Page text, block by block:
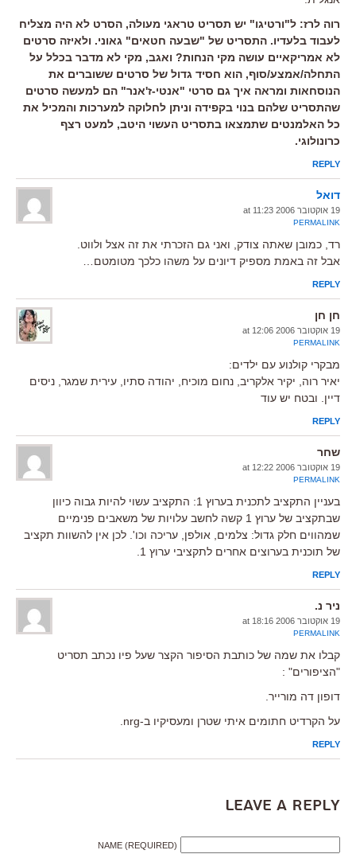
רוה לרז: ל"ורטיגו" יש תסריט טראגי מעולה, הסרט לא היה מצליח
לעבוד בלעדיו. התסריט של "שבעה חטאים" גאוני. ולאיזה סרטים
לא אמריקאיים עושה מקי הנחות? ואגב, מקי לא מדבר בכלל על
התחלה/אמצע/סוף, הוא חסיד גדול של סרטים ששוברים את
הנוסחאות ומראה איך גם סרטי "אנטי-ז'אנר" הם למעשה סרטים
שהתסריט שלהם בנוי בקפידה וניתן לחלוקה למערכות והמכיל את
כל האלמנטים שתמצאו בתסריט העשוי היטב, למעט רצף
כרונולוגי.
REPLY
דואל
19 אוקטובר 2006 at 11:23
PERMALINK
רד, כמובן שאתה צודק, ואני גם הזכרתי את זה אצל ולווט.
אבל זה באמת מספיק דיונים על משהו כלכך מטומטם…
REPLY
חן חן
19 אוקטובר 2006 at 12:06
PERMALINK
מבקרי קולנוע עם ילדים:
יאיר רוה, יקיר אלקריב, נחום מוכיח, יהודה סתיו, עירית שמגר, ניסים
דיין. ובטח יש עוד
REPLY
שחר
19 אוקטובר 2006 at 12:22
PERMALINK
בעניין התקציב לתכנית בערוץ 1: התקציב עשוי להיות גבוה כיוון
שבתקציב של ערוץ 1 קשה לחשב עלויות של משאבים פנימיים
שמהווים חלק גדול: צלמים, אולפן, עריכה וכו'. לכן אין להשוות תקציב
של תוכנית בערוצים אחרים לתקציבי ערוץ 1.
REPLY
ניר נ.
19 אוקטובר 2006 at 18:16
PERMALINK
קבלו את שמה של כותבת הסיפור הקצר שעל פיו נכתב תסריט
"הציפורים" :
דופון דה מורייר.
על הקרדיט חתומים איתי שטרן ומעסיקיו ב-nrg.
REPLY
Leave a Reply
NAME (REQUIRED)